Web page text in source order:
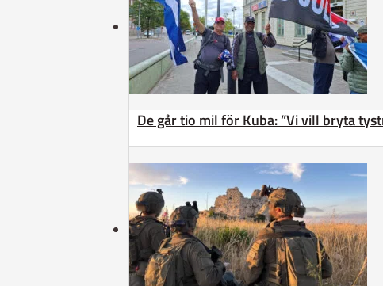
De går tio mil för Kuba: ”Vi vill bryta